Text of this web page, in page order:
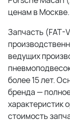
ценам в Москве.
Запчасть (FAT-
ведущих
более 15 лет.
бренда —
характеристик
стоимость